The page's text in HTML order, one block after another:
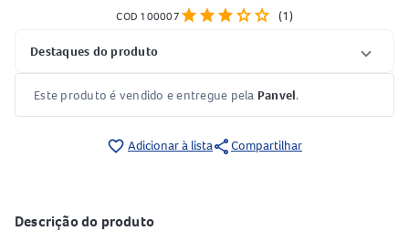
COD 100007 starstarstarstarstar (1)
Destaques do produto
Este produto é vendido e entregue pela Panvel.
favorite_border Adicionar à listashareCompartilhar
Descrição do produto